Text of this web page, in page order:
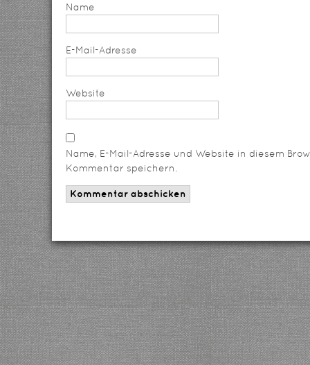
Name
E-Mail-Adresse
Website
Name, E-Mail-Adresse und Website in diesem
Kommentar speichern.